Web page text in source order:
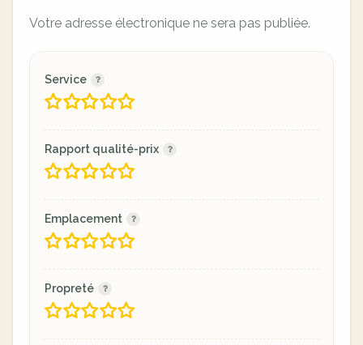
Votre adresse électronique ne sera pas publiée.
Service
Rapport qualité-prix
Emplacement
Propreté